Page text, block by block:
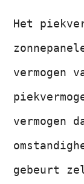
Het
vermogen
vermogen
gebeurt